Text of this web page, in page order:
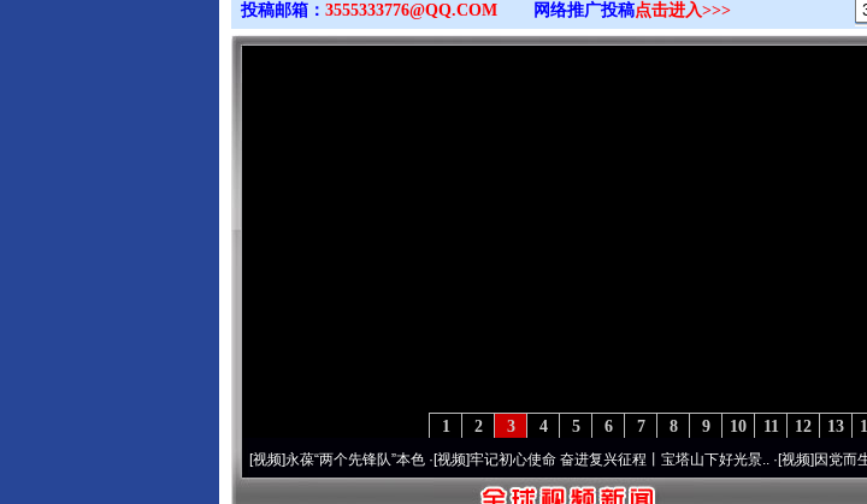
投稿邮箱： 3555333776@QQ.COM 网络推广投稿点击进入>>>
13
12
11
10
9
8
7
6
5
4
3
2
1
永葆“两个先锋队”本色·[视频]牢记初心使命 奋进复兴征程丨宝塔山下好光景..·[视频]因党而生 为党而战